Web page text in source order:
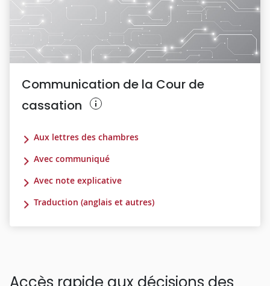
Communication de la Cour de
cassation
Aux lettres des chambres
Avec communiqué
Avec note explicative
Traduction (anglais et autres)
Accès rapide aux décisions des